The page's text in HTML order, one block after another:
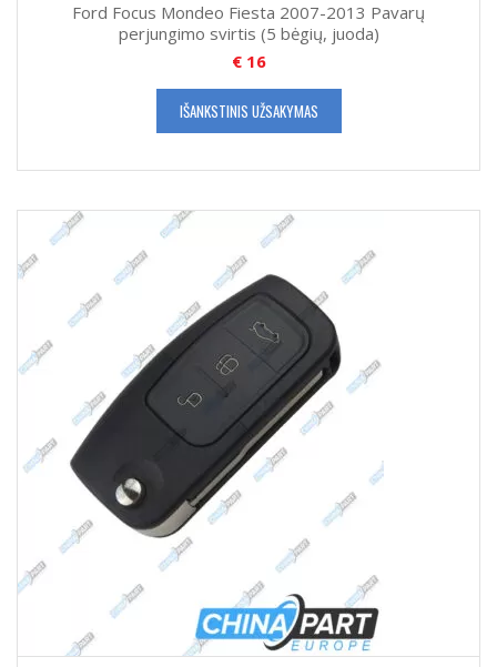
Ford Focus Mondeo Fiesta 2007-2013 Pavarų
perjungimo svirtis (5 bėgių, juoda)
€16
IŠANKSTINIS UŽSAKYMAS